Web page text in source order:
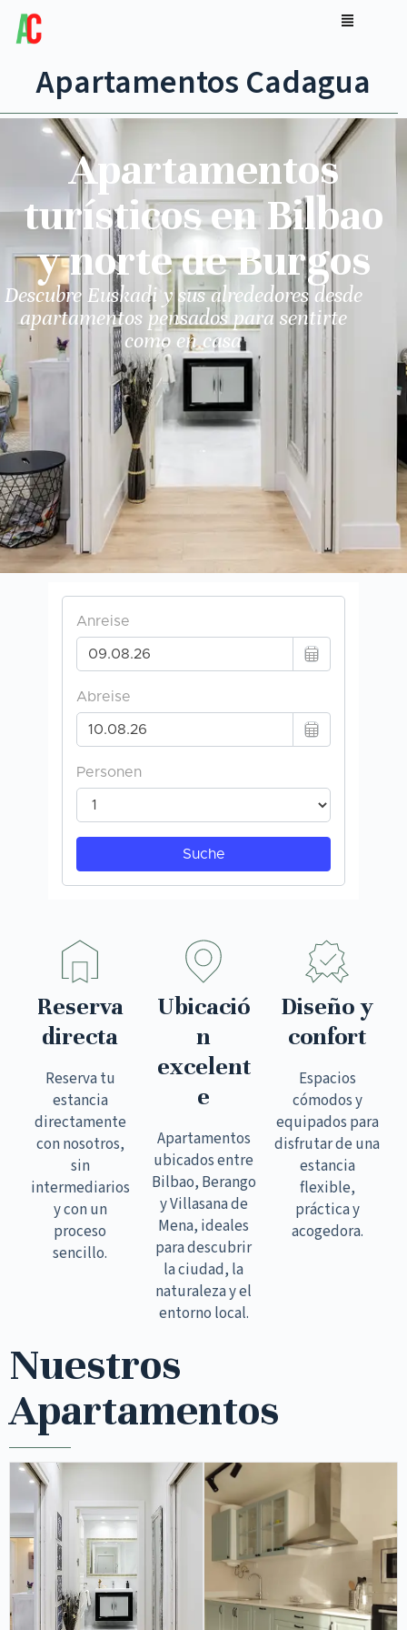
Apartamentos Cadagua
Apartamentos
turísticos en Bilbao
y norte de Burgos
Descubre Euskadi y sus alrededores desde
apartamentos pensados para sentirte
como en casa
Reserva
directa
Reserva tu
estancia
directamente
con nosotros,
sin
intermediarios
y con un
proceso
sencillo.
Ubicació
n
excelent
e
Apartamentos
ubicados entre
Bilbao, Berango
y Villasana de
Mena, ideales
para descubrir
la ciudad, la
naturaleza y el
entorno local.
Diseño y
confort
Espacios
cómodos y
equipados para
disfrutar de una
estancia
flexible,
práctica y
acogedora.
Nuestros
Apartamentos